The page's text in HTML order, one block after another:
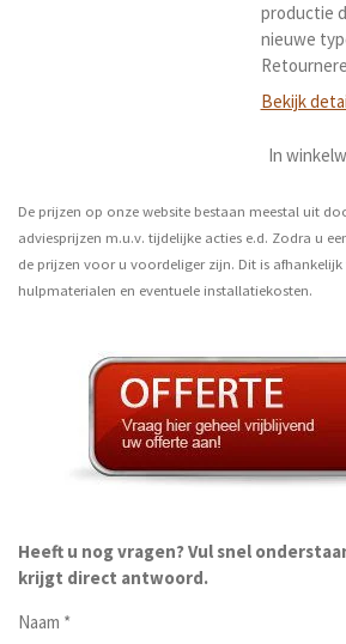
productie
nieuwe
Bekijk
In
De prijzen op onze website bestaan meestal uit
adviesprijzen m.u.v. tijdelijke acties e.d. Zodra u
de prijzen voor u voordeliger zijn. Dit is afhankelijk
hulpmaterialen en eventuele installatiekosten.
Heeft u nog vragen? Vul snel
krijgt direct antwoord.
Naam *